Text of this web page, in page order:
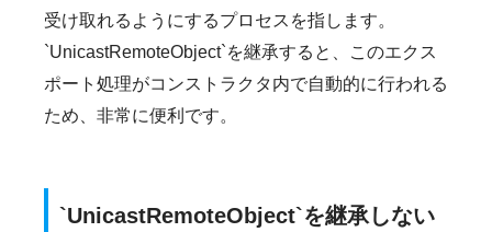
受け取れるようにするプロセスを指します。
`UnicastRemoteObject`を継承すると、このエクス
ポート処理がコンストラクタ内で自動的に行われる
ため、非常に便利です。
`UnicastRemoteObject`を継承しない